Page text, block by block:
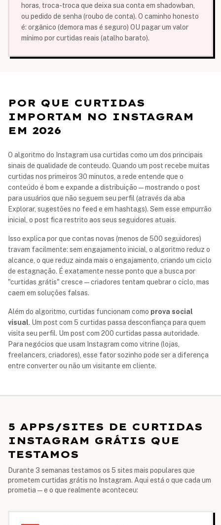
horas, troca-troca que deixa sua conta em shadowban,
ou pedido de senha (roubo de conta). O caminho honesto
é: orgânico (demora mas é seguro) OU pagar um valor
mínimo por curtidas reais (atalho barato).
POR QUE CURTIDAS
IMPORTAM NO INSTAGRAM
EM 2026
O algoritmo do Instagram usa curtidas como um dos principais
sinais de qualidade de conteudo. Quando um post recebe muitas
curtidas nos primeiros 30 minutos, a rede entende que o
conteúdo é bom e expande a distribuição — mostrando o post
para usuários que não seguem seu perfil (através da aba
Explorar, sugestões no feed e em hashtags). Sem esse empurrão
inicial, o post fica restrito aos seus seguidores atuais.
Isso explica por que contas novas (menos de 500 seguidores)
travam facilmente: sem engajamento inicial, o algoritmo reduz o
alcance, o que reduz ainda mais o engajamento, criando um ciclo
de estagnação. É exatamente nesse ponto que a busca por
"curtidas grátis" cresce — criadores tentam quebrar o ciclo, mas
caem em soluções falsas.
Além do algoritmo, curtidas funcionam como prova social
visual. Um post com 5 curtidas passa desconfiança para quem
visita seu perfil. Um post com 200 curtidas passa autoridade.
Para negócios que usam Instagram como vitrine (lojas,
freelancers, criadores), esse fator sozinho pode ser a diferença
entre converter ou não um visitante em cliente.
5 APPS/SITES DE CURTIDAS
INSTAGRAM GRÁTIS QUE
TESTAMOS
Durante 3 semanas testamos os 5 sites mais populares que
prometem curtidas grátis no Instagram. Aqui está o que cada um
prometia — e o que realmente aconteceu: